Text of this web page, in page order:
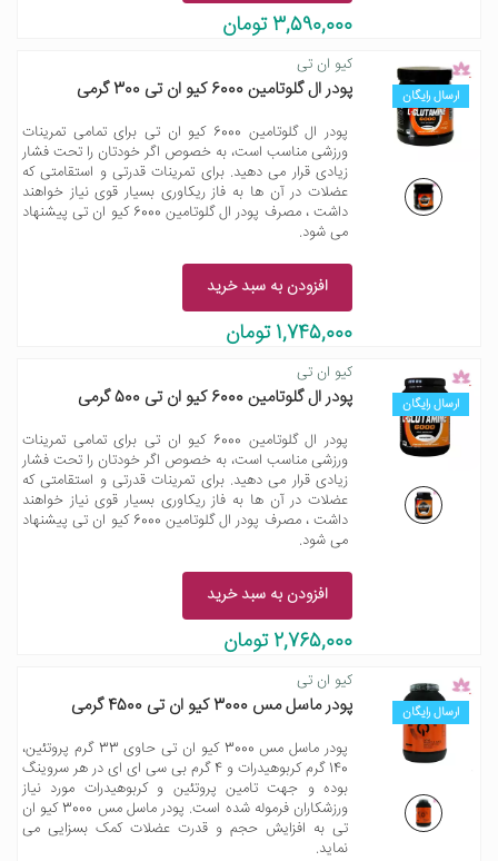
3,590,000 تومان
ارسال رایگان
کیو ان تی
پودر ال گلوتامین 6000 کیو ان تی 300 گرمی
پودر ال گلوتامین 6000 کیو ان تی برای تمامی تمرینات
ورزشی مناسب است، به خصوص اگر خودتان را تحت فشار
زیادی قرار می دهید. برای تمرینات قدرتی و استقامتی که
عضلات در آن ها به فاز ریکاوری بسیار قوی نیاز خواهند
داشت ، مصرف پودر ال گلوتامین 6000 کیو ان تی پیشنهاد
می شود.
افزودن به سبد خرید
1,745,000 تومان
ارسال رایگان
کیو ان تی
پودر ال گلوتامین 6000 کیو ان تی 500 گرمی
پودر ال گلوتامین 6000 کیو ان تی برای تمامی تمرینات
ورزشی مناسب است، به خصوص اگر خودتان را تحت فشار
زیادی قرار می دهید. برای تمرینات قدرتی و استقامتی که
عضلات در آن ها به فاز ریکاوری بسیار قوی نیاز خواهند
داشت ، مصرف پودر ال گلوتامین 6000 کیو ان تی پیشنهاد
می شود.
افزودن به سبد خرید
2,765,000 تومان
ارسال رایگان
کیو ان تی
پودر ماسل مس 3000 کیو ان تی 4500 گرمی
پودر ماسل مس 3000 کیو ان تی حاوی 33 گرم پروتئین،
140 گرم کربوهیدرات و 4 گرم بی سی ای ای در هر سروینگ
بوده و جهت تامین پروتئین و کربوهیدرات مورد نیاز
ورزشکاران فرموله شده است. پودر ماسل مس 3000 کیو ان
تی به افزایش حجم و قدرت عضلات کمک بسزایی می
نماید.